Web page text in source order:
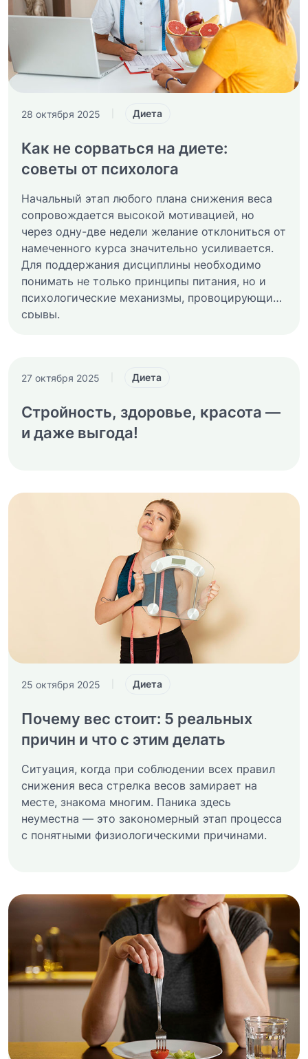
28 октября 2025 Диета
Как не сорваться на диете:
советы от психолога
Начальный этап любого плана снижения веса
сопровождается высокой мотивацией, но
через одну-две недели желание отклониться от
намеченного курса значительно усиливается.
Для поддержания дисциплины необходимо
понимать не только принципы питания, но и
психологические механизмы, провоцирующие
срывы.
27 октября 2025 Диета
Стройность, здоровье, красота —
и даже выгода!
25 октября 2025 Диета
Почему вес стоит: 5 реальных
причин и что с этим делать
Ситуация, когда при соблюдении всех правил
снижения веса стрелка весов замирает на
месте, знакома многим. Паника здесь
неуместна — это закономерный этап процесса
с понятными физиологическими причинами.